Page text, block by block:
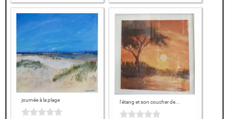
journée à la plage l'étang et son coucher de...